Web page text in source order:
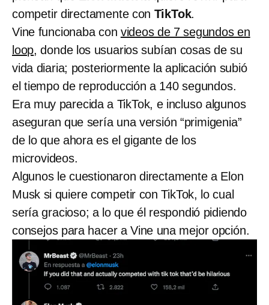
competir directamente con TikTok.
Vine funcionaba con videos de 7 segundos en
loop, donde los usuarios subían cosas de su
vida diaria; posteriormente la aplicación subió
el tiempo de reproducción a 140 segundos.
Era muy parecida a TikTok, e incluso algunos
aseguran que sería una versión “primigenia”
de lo que ahora es el gigante de los
microvideos.
Algunos le cuestionaron directamente a Elon
Musk si quiere competir con TikTok, lo cual
sería gracioso; a lo que él respondió pidiendo
consejos para hacer a Vine una mejor opción.